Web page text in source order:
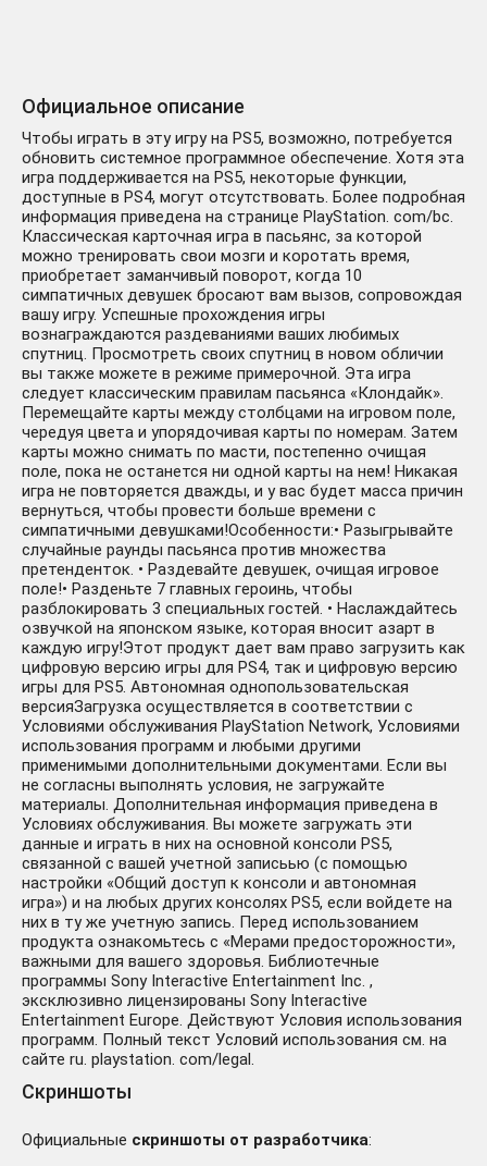
Официальное описание
Чтобы играть в эту игру на PS5, возможно, потребуется
обновить системное программное обеспечение. Хотя эта
игра поддерживается на PS5, некоторые функции,
доступные в PS4, могут отсутствовать. Более подробная
информация приведена на странице PlayStation. com/bc.
Классическая карточная игра в пасьянс, за которой
можно тренировать свои мозги и коротать время,
приобретает заманчивый поворот, когда 10
симпатичных девушек бросают вам вызов, сопровождая
вашу игру. Успешные прохождения игры
вознаграждаются раздеваниями ваших любимых
спутниц. Просмотреть своих спутниц в новом обличии
вы также можете в режиме примерочной. Эта игра
следует классическим правилам пасьянса «Клондайк».
Перемещайте карты между столбцами на игровом поле,
чередуя цвета и упорядочивая карты по номерам. Затем
карты можно снимать по масти, постепенно очищая
поле, пока не останется ни одной карты на нем! Никакая
игра не повторяется дважды, и у вас будет масса причин
вернуться, чтобы провести больше времени с
симпатичными девушками!Особенности:• Разыгрывайте
случайные раунды пасьянса против множества
претенденток. • Раздевайте девушек, очищая игровое
поле!• Разденьте 7 главных героинь, чтобы
разблокировать 3 специальных гостей. • Наслаждайтесь
озвучкой на японском языке, которая вносит азарт в
каждую игру!Этот продукт дает вам право загрузить как
цифровую версию игры для PS4, так и цифровую версию
игры для PS5. Автономная однопользовательская
версияЗагрузка осуществляется в соответствии с
Условиями обслуживания PlayStation Network, Условиями
использования программ и любыми другими
применимыми дополнительными документами. Если вы
не согласны выполнять условия, не загружайте
материалы. Дополнительная информация приведена в
Условиях обслуживания. Вы можете загружать эти
данные и играть в них на основной консоли PS5,
связанной с вашей учетной записьью (с помощью
настройки «Общий доступ к консоли и автономная
игра») и на любых других консолях PS5, если войдете на
них в ту же учетную запись. Перед использованием
продукта ознакомьтесь с «Мерами предосторожности»,
важными для вашего здоровья. Библиотечные
программы Sony Interactive Entertainment Inc. ,
эксклюзивно лицензированы Sony Interactive
Entertainment Europe. Действуют Условия использования
программ. Полный текст Условий использования см. на
сайте ru. playstation. com/legal.
Скриншоты
Официальные скриншоты от разработчика: